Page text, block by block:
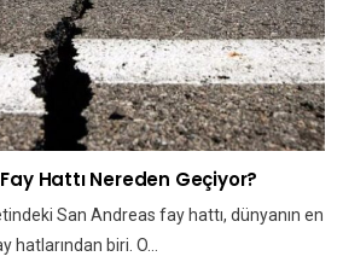
Hattı Nereden Geçiyor?
San Andreas fay hattı, dünyanın en
hatlarından biri. O…